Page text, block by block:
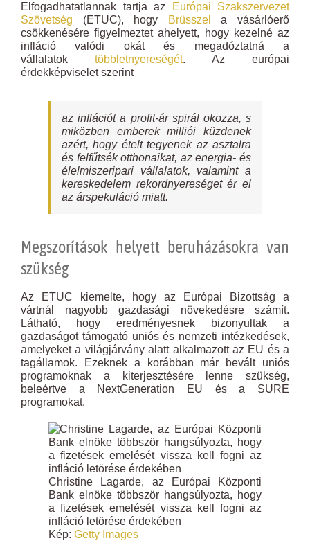
Elfogadhatatlannak tartja az
Európai Szakszervezet
Szövetség (ETUC), hogy Brüsszel
a vásárlóerő
csökkenésére figyelmeztet ahelyett, hogy kezelné az
infláció valódi okát és megadóztatná a
vállalatok többletnyereségét. Az európai
érdekképviselet szerint
az inflációt a profit-ár spirál okozza, s
miközben emberek milliói küzdenek
azért, hogy ételt tegyenek az asztalra
és felfűtsék otthonaikat, az energia- és
élelmiszeripari vállalatok, valamint a
kereskedelem rekordnyereséget ér el
az árspekuláció miatt.
Megszorítások helyett beruházásokra van
szükség
Az ETUC kiemelte, hogy az Európai Bizottság a
vártnál nagyobb gazdasági növekedésre számít.
Látható, hogy eredményesnek bizonyultak a
gazdaságot támogató uniós és nemzeti intézkedések,
amelyeket a világjárvány alatt alkalmazott az EU és a
tagállamok. Ezeknek a korábban már bevált uniós
programoknak a kiterjesztésére lenne szükség,
beleértve a NextGeneration EU és a SURE
programokat.
Christine Lagarde, az Európai Központi
Bank elnöke többször hangsúlyozta, hogy
a fizetések emelését vissza kell fogni az
infláció letörése érdekében
Kép: Getty Images